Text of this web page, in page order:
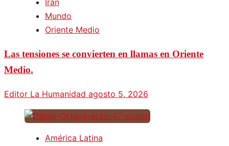
Mundo
Oriente Medio
Las tensiones se convierten en llamas en Oriente
Medio.
Editor La Humanidad agosto 5, 2026
América Latina